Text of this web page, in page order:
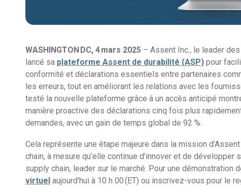
des
WASHINGTON DC, 4 mars 2025 – Assent Inc., le leader
lancé sa plateforme Assent de durabilité (ASP) pour
conformité et déclarations essentiels entre partenaires
les erreurs, tout en améliorant les relations avec les
testé la nouvelle plateforme grâce à un accès anticipé
manière proactive des déclarations cinq fois plus
demandes, avec un gain de temps global de 92 %.
Cela représente une étape majeure dans la mission
chain, à mesure qu’elle continue d’innover et de
supply chain, leader sur le marché. Pour une démonstration
virtuel aujourd’hui à 10 h 00 (ET) ou inscrivez-vous pour le